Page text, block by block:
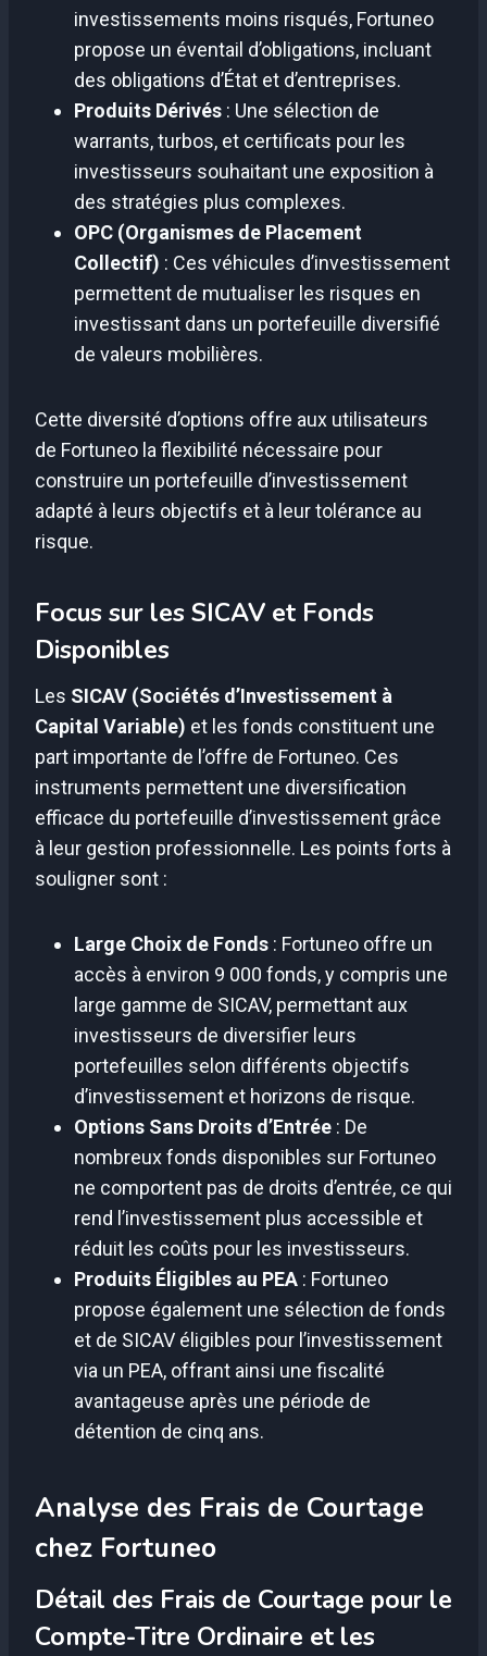
investissements moins risqués, Fortuneo
propose un éventail d’obligations, incluant
des obligations d’État et d’entreprises.
Produits Dérivés : Une sélection de
warrants, turbos, et certificats pour les
investisseurs souhaitant une exposition à
des stratégies plus complexes.
OPC (Organismes de Placement
Collectif) : Ces véhicules d’investissement
permettent de mutualiser les risques en
investissant dans un portefeuille diversifié
de valeurs mobilières.
Cette diversité d’options offre aux utilisateurs
de Fortuneo la flexibilité nécessaire pour
construire un portefeuille d’investissement
adapté à leurs objectifs et à leur tolérance au
risque.
Focus sur les SICAV et Fonds
Disponibles
Les SICAV (Sociétés d’Investissement à
Capital Variable) et les fonds constituent une
part importante de l’offre de Fortuneo. Ces
instruments permettent une diversification
efficace du portefeuille d’investissement grâce
à leur gestion professionnelle. Les points forts à
souligner sont :
Large Choix de Fonds : Fortuneo offre un
accès à environ 9 000 fonds, y compris une
large gamme de SICAV, permettant aux
investisseurs de diversifier leurs
portefeuilles selon différents objectifs
d’investissement et horizons de risque​​.
Options Sans Droits d’Entrée : De
nombreux fonds disponibles sur Fortuneo
ne comportent pas de droits d’entrée, ce qui
rend l’investissement plus accessible et
réduit les coûts pour les investisseurs.
Produits Éligibles au PEA : Fortuneo
propose également une sélection de fonds
et de SICAV éligibles pour l’investissement
via un PEA, offrant ainsi une fiscalité
avantageuse après une période de
détention de cinq ans.
Analyse des Frais de Courtage
chez Fortuneo
Détail des Frais de Courtage pour le
Compte-Titre Ordinaire et les